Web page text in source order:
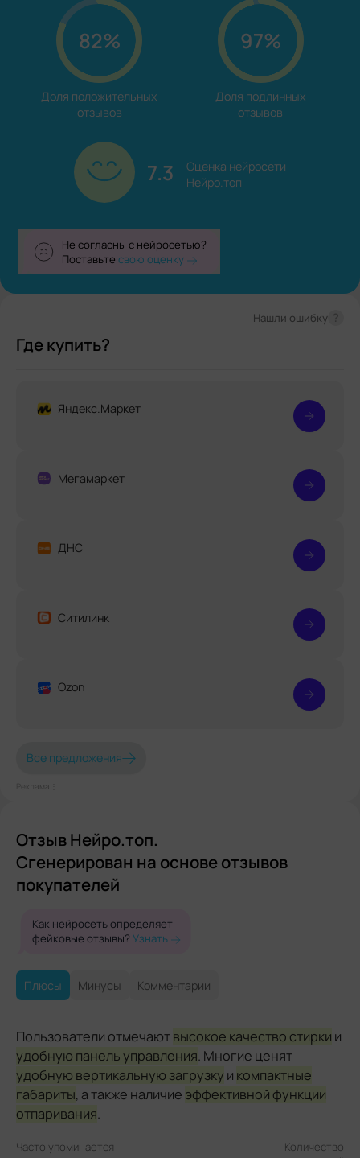
82%
Доля положительных
отзывов
97%
Доля подлинных
отзывов
7.3
Оценка нейросети
Нейро.топ
Не согласны с нейросетью?
Поставьтесвою оценку
Где купить?
Нашли ошибку
Яндекс.Маркет
Мегамаркет
ДНС
Ситилинк
Ozon
Все предложения
Реклама⋮
Отзыв Нейро.топ.
Сгенерирован на основе отзывов
покупателей
Как нейросеть определяет
фейковые отзывы? Узнать
Плюсы Минусы Комментарии
Пользователи отмечаютвысокое качество стирки и
удобную панель управления. Многие ценят
удобную вертикальную загрузку и компактные
габариты, а также наличие эффективной функции
отпаривания.
Часто упоминается
Количество